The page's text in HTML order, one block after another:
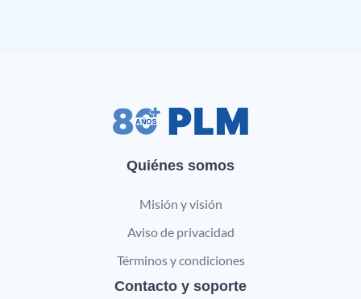
Quiénes somos
Misión y visión
Aviso de privacidad
Términos y condiciones
Contacto y soporte